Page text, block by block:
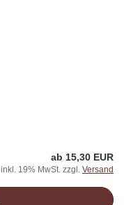
ab 15,30 EUR
inkl. 19% MwSt. zzgl. Versand